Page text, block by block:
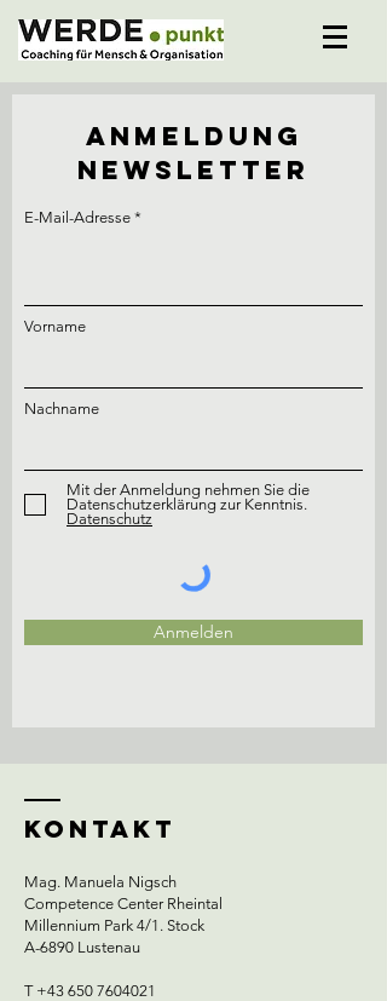
Anmeldung
Newsletter
E-Mail-Adresse
Vorname
Nachname
Mit der Anmeldung nehmen Sie die
Datenschutzerklärung zur Kenntnis.
Datenschutz
Anmelden
Kontakt
Mag. Manuela Nigsch
Competence Center Rheintal
Millennium Park 4/1. Stock
A-6890 Lustenau
T +43 650 7604021